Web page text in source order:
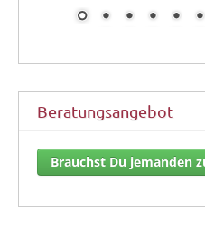
Beratungsangebot
Brauchst Du jemanden